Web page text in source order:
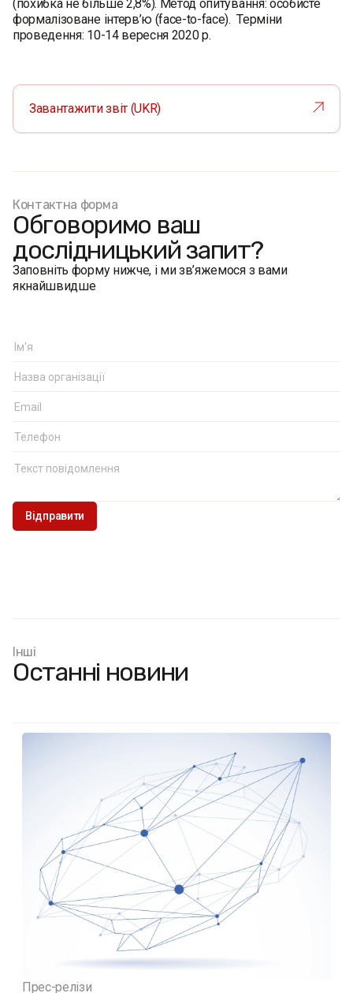
(похибка не більше 2,8%). Метод опитування: особисте
формалізоване інтерв’ю (face-to-face). Терміни
проведення: 10-14 вересня 2020 р.
Завантажити звіт (UKR)
Контактна форма
Обговоримо ваш
дослідницький запит?
Заповніть форму нижче, і ми зв’яжемося з вами
якнайшвидше
Інші
Останні новини
Прес-релізи